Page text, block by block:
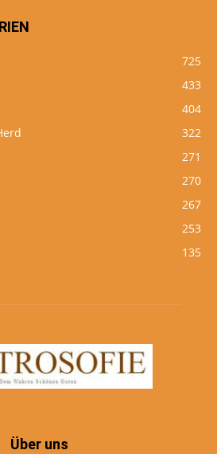
725
433
404
322
271
270
267
253
135
Über uns